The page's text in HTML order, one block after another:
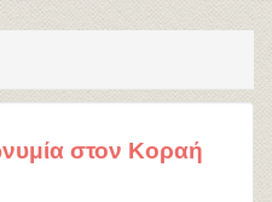
στον Κοραή